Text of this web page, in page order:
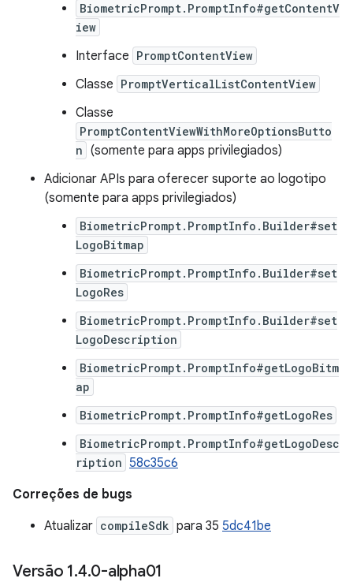
BiometricPrompt.PromptInfo#getContentV
iew
Interface PromptContentView
Classe PromptVerticalListContentView
Classe
PromptContentViewWithMoreOptionsButto
n (somente para apps privilegiados)
Adicionar APIs para oferecer suporte ao logotipo
(somente para apps privilegiados)
BiometricPrompt.PromptInfo.Builder#set
LogoBitmap
BiometricPrompt.PromptInfo.Builder#set
LogoRes
BiometricPrompt.PromptInfo.Builder#set
LogoDescription
BiometricPrompt.PromptInfo#getLogoBitm
ap
BiometricPrompt.PromptInfo#getLogoRes
BiometricPrompt.PromptInfo#getLogoDesc
ription 58c35c6
Correções de bugs
Atualizar compileSdk para 35 5dc41be
Versão 1.4.0-alpha01